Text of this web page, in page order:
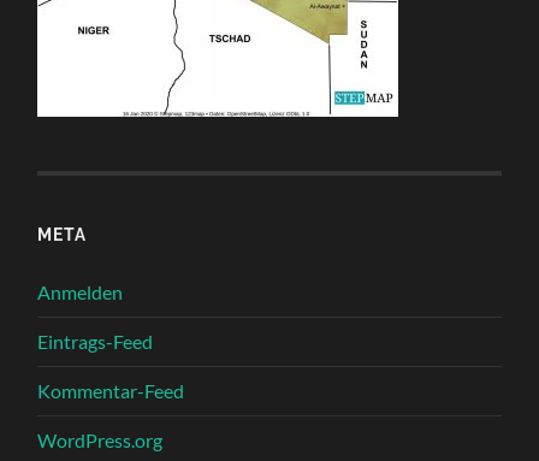
META
Anmelden
Eintrags-Feed
Kommentar-Feed
WordPress.org